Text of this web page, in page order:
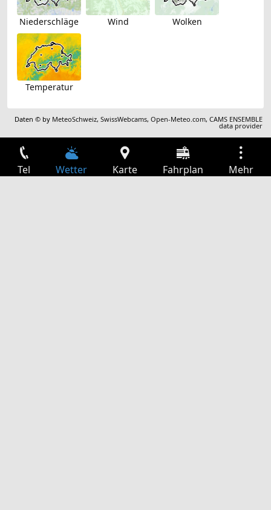
Niederschläge Wind Wolken
Temperatur
Daten © by MeteoSchweiz,SwissWebcams,Open-Meteo.com,CAMS ENSEMBLE
data provider
Tel Wetter Karte Fahrplan Mehr